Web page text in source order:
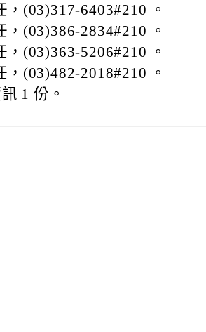
，(03)317-6403#210 。
(03)386-2834#210 。
(03)363-5206#210 。
(03)482-2018#210 。
1 份。